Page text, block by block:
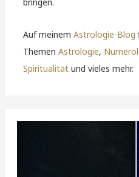
Auf meinemAstrologie-Blog
ThemenAstrologie,
Spiritualität und vieles mehr.